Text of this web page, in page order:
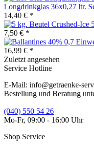
Longdrinkglas 36x0,27 ltr.
14,40 € *
7,50 € *
16,99 € *
Zuletzt angesehen
Service Hotline
E-Mail: info@getraenke-
Bestellung und Beratung
(040) 550 54 26
Mo-Fr, 09:00 - 16:00 Uhr
Shop Service